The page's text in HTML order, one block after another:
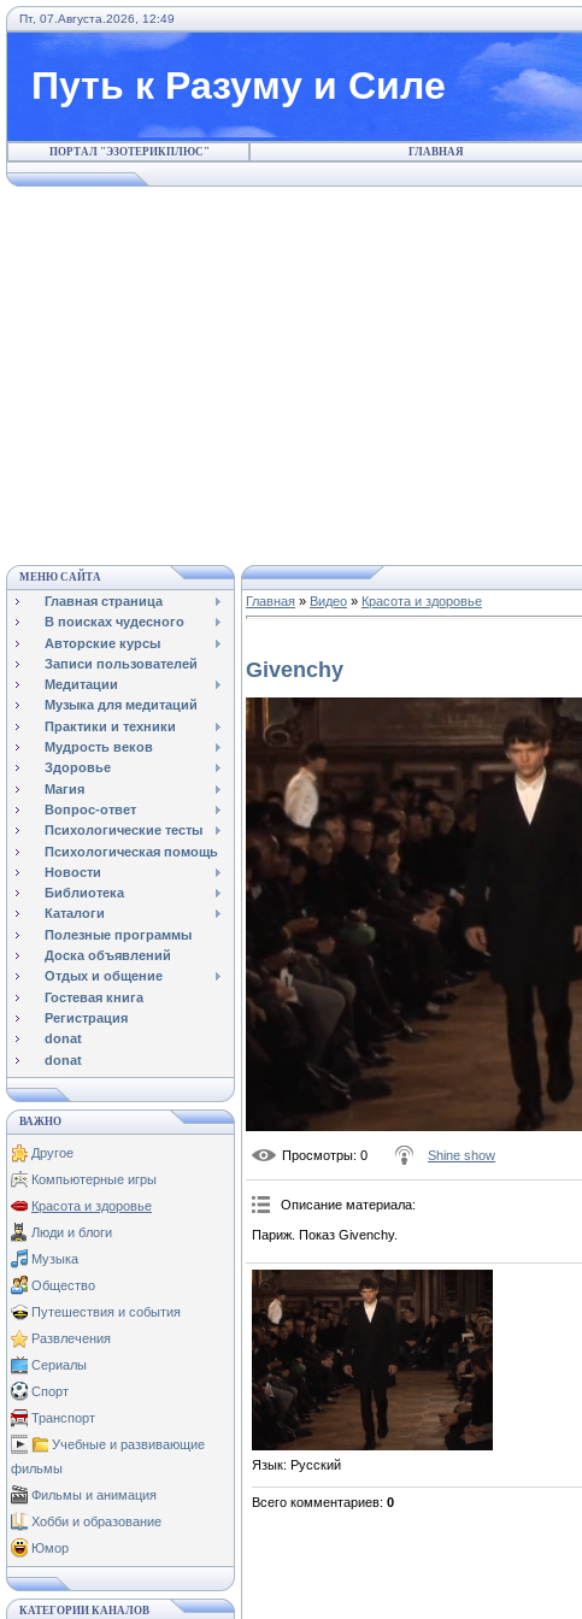
Пт, 07.Августа.2026, 12:49
Путь к Разуму и Силе
ПОРТАЛ "ЭЗОТЕРИКПЛЮС" ГЛАВНАЯ
МЕНЮ САЙТА
Главная страница
В поисках чудесного
Авторские курсы
Записи пользователей
Медитации
Музыка для медитаций
Практики и техники
Мудрость веков
Здоровье
Магия
Вопрос-ответ
Психологические тесты
Психологическая помощь
Новости
Библиотека
Каталоги
Полезные программы
Доска объявлений
Отдых и общение
Гостевая книга
Регистрация
donat
donat
ВАЖНО
Другое
Компьютерные игры
Красота и здоровье
Люди и блоги
Музыка
Общество
Путешествия и события
Развлечения
Сериалы
Спорт
Транспорт
Учебные и развивающие
фильмы
Фильмы и анимация
Хобби и образование
Юмор
КАТЕГОРИИ КАНАЛОВ
Главная » Видео » Красота и здоровье
Givenchy
Просмотры: 0 Shine show
Описание материала:
Париж. Показ Givenchy.
Язык: Русский
Всего комментариев: 0